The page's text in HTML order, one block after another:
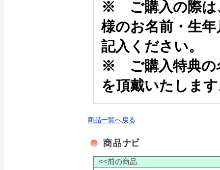
※ ご購入の際は
様のお名前・生
記入ください。
※ ご購入特典の
を頂戴いたしま
商品一覧へ戻る
<<前の商品